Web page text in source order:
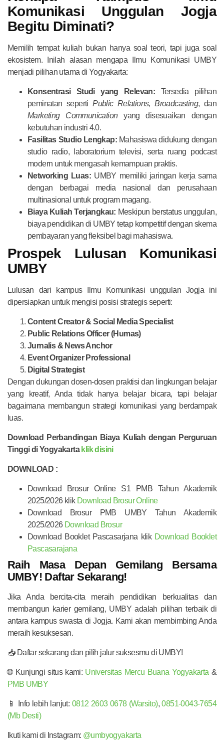
Komunikasi Unggulan Jogja
Begitu Diminati?
Memilih tempat kuliah bukan hanya soal teori, tapi juga soal
ekosistem. Inilah alasan mengapa Ilmu Komunikasi UMBY
menjadi pilihan utama di Yogyakarta:
Konsentrasi Studi yang Relevan: Tersedia pilihan
peminatan sepertiPublic Relations,Broadcasting, dan
Marketing Communicationyang disesuaikan dengan
kebutuhan industri 4.0.
Fasilitas Studio Lengkap: Mahasiswa didukung dengan
studio radio, laboratorium televisi, serta ruang podcast
modern untuk mengasah kemampuan praktis.
Networking Luas: UMBY memiliki jaringan kerja sama
dengan berbagai media nasional dan perusahaan
multinasional untuk program magang.
Biaya Kuliah Terjangkau: Meskipun berstatus unggulan,
biaya pendidikan di UMBY tetap kompetitif dengan skema
pembayaran yang fleksibel bagi mahasiswa.
Prospek Lulusan Komunikasi
UMBY
Lulusan dari kampus Ilmu Komunikasi unggulan Jogja ini
dipersiapkan untuk mengisi posisi strategis seperti:
Content Creator & Social Media Specialist
Public Relations Officer (Humas)
Jurnalis & News Anchor
Event Organizer Professional
Digital Strategist
Dengan dukungan dosen-dosen praktisi dan lingkungan belajar
yang kreatif, Anda tidak hanya belajar bicara, tapi belajar
bagaimana membangun strategi komunikasi yang berdampak
luas.
Download Perbandingan Biaya Kuliah dengan Perguruan
Tinggi di Yogyakarta klik disini
DOWNLOAD :
Download Brosur Online S1 PMB Tahun Akademik
2025/2026 klik Download Brosur Online
Download Brosur PMB UMBY Tahun Akademik
2025/2026 Download Brosur
Download Booklet Pascasarjana klik Download Booklet
Pascasarajana
Raih Masa Depan Gemilang Bersama
UMBY! Daftar Sekarang!
Jika Anda bercita-cita meraih pendidikan berkualitas dan
membangun karier gemilang, UMBY adalah pilihan terbaik di
antara kampus swasta di Jogja. Kami akan membimbing Anda
meraih kesuksesan.
📥 Daftar sekarang dan pilih jalur suksesmu di UMBY!
🌐 Kunjungi situs kami: Universitas Mercu Buana Yogyakarta &
PMB UMBY
📱 Info lebih lanjut: 0812 2603 0678 (Warsito),0851-0043-7654
(Mb Desti)
Ikuti kami di Instagram: @umbyogyakarta